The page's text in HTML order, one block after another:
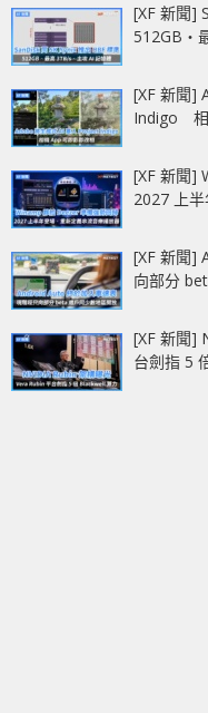
[XF 新聞]
512GB‧
[XF 新聞]
Indigo 相
[XF 新聞]
2027 上
[XF 新聞]
向部分
[XF 新聞]
台劍指 5